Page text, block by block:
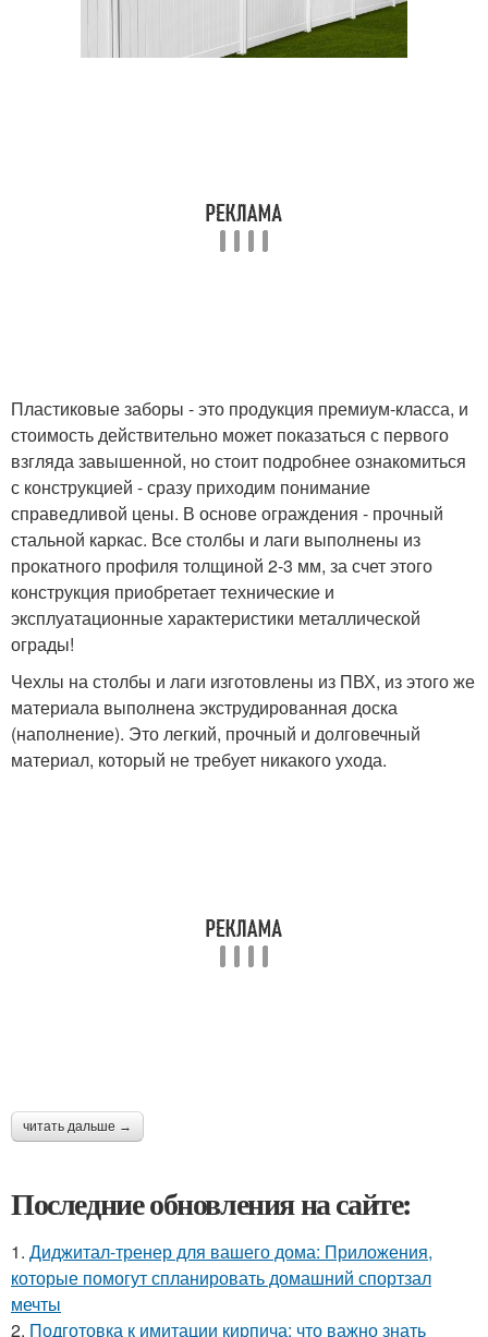
Пластиковые заборы - это продукция премиум-класса, и
стоимость действительно может показаться с первого
взгляда завышенной, но стоит подробнее ознакомиться
с конструкцией - сразу приходим понимание
справедливой цены. В основе ограждения - прочный
стальной каркас. Все столбы и лаги выполнены из
прокатного профиля толщиной 2-3 мм, за счет этого
конструкция приобретает технические и
эксплуатационные характеристики металлической
ограды!
Чехлы на столбы и лаги изготовлены из ПВХ, из этого же
материала выполнена экструдированная доска
(наполнение). Это легкий, прочный и долговечный
материал, который не требует никакого ухода.
читать дальше →
Последние обновления на сайте:
1. Диджитал-тренер для вашего дома: Приложения,
которые помогут спланировать домашний спортзал
мечты
2. Подготовка к имитации кирпича: что важно знать